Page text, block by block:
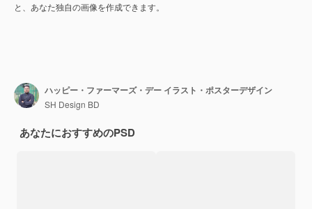
と、あなた独自の画像を作成できます。
ハッピー・ファーマーズ・デー イラスト・ポスターデザイン
SH Design BD
あなたにおすすめのPSD